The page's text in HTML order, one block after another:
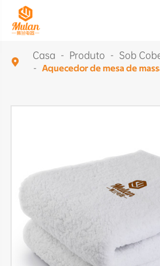

Casa Produto Sob
Aquecedor de mesa de